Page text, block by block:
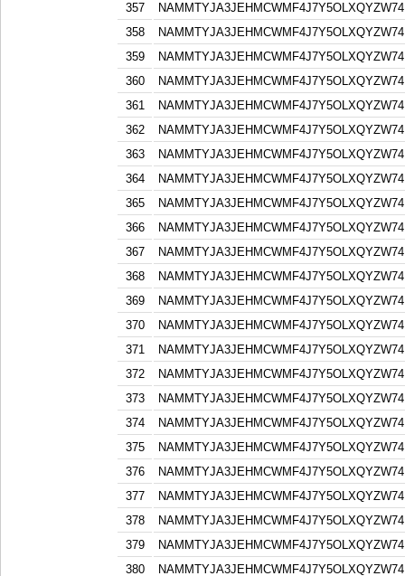
357
358
359
360
361
362
363
364
365
366
367
368
369
370
371
372
373
374
375
376
377
378
379
380